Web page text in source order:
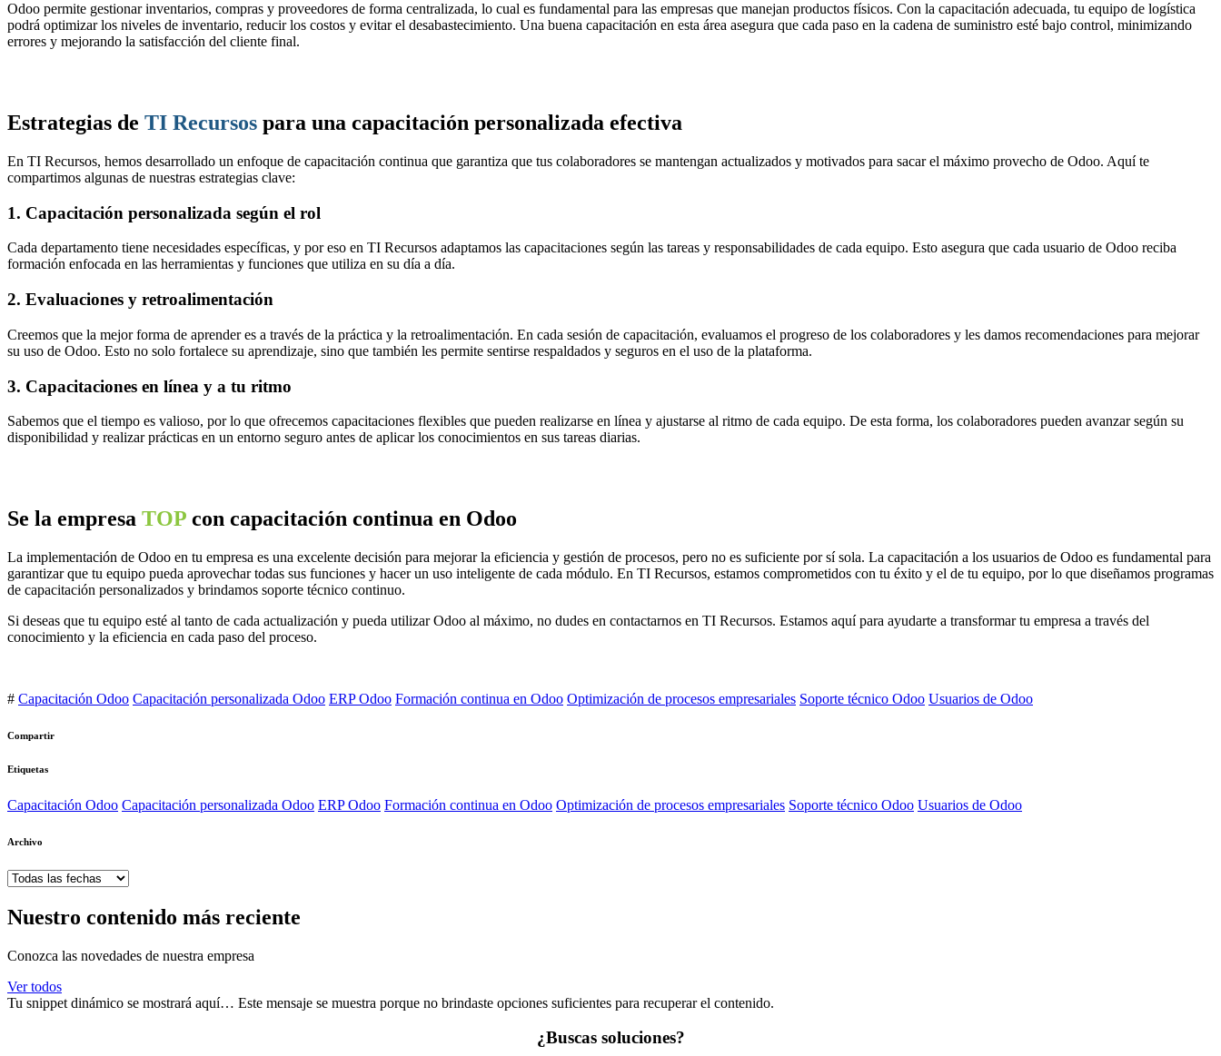
Odoo permite gestionar inventarios, compras y proveedores de forma centralizada, lo cual es fundamental para las empresas que manejan productos físicos. Con la capacitación adecuada, tu equipo de logística
podrá optimizar los niveles de inventario, reducir los costos y evitar el desabastecimiento. Una buena capacitación en esta área asegura que cada paso en la cadena de suministro esté bajo control, minimizando
errores y mejorando la satisfacción del cliente final.
Estrategias de TI Recursos para una capacitación personalizada efectiva
En TI Recursos, hemos desarrollado un enfoque de capacitación continua que garantiza que tus colaboradores se mantengan actualizados y motivados para sacar el máximo provecho de Odoo. Aquí te
compartimos algunas de nuestras estrategias clave:
1. Capacitación personalizada según el rol
Cada departamento tiene necesidades específicas, y por eso en TI Recursos adaptamos las capacitaciones según las tareas y responsabilidades de cada equipo. Esto asegura que cada usuario de Odoo reciba
formación enfocada en las herramientas y funciones que utiliza en su día a día.
2. Evaluaciones y retroalimentación
Creemos que la mejor forma de aprender es a través de la práctica y la retroalimentación. En cada sesión de capacitación, evaluamos el progreso de los colaboradores y les damos recomendaciones para mejorar
su uso de Odoo. Esto no solo fortalece su aprendizaje, sino que también les permite sentirse respaldados y seguros en el uso de la plataforma.
3. Capacitaciones en línea y a tu ritmo
Sabemos que el tiempo es valioso, por lo que ofrecemos capacitaciones flexibles que pueden realizarse en línea y ajustarse al ritmo de cada equipo. De esta forma, los colaboradores pueden avanzar según su
disponibilidad y realizar prácticas en un entorno seguro antes de aplicar los conocimientos en sus tareas diarias.
Se la empresa TOP con capacitación continua en Odoo
La implementación de Odoo en tu empresa es una excelente decisión para mejorar la eficiencia y gestión de procesos, pero no es suficiente por sí sola. La capacitación a los usuarios de Odoo es fundamental para
garantizar que tu equipo pueda aprovechar todas sus funciones y hacer un uso inteligente de cada módulo. En TI Recursos, estamos comprometidos con tu éxito y el de tu equipo, por lo que diseñamos programas
de capacitación personalizados y brindamos soporte técnico continuo.
Si deseas que tu equipo esté al tanto de cada actualización y pueda utilizar Odoo al máximo, no dudes en contactarnos en TI Recursos. Estamos aquí para ayudarte a transformar tu empresa a través del
conocimiento y la eficiencia en cada paso del proceso.
# Capacitación Odoo Capacitación personalizada Odoo ERP Odoo Formación continua en Odoo Optimización de procesos empresariales Soporte técnico Odoo Usuarios de Odoo
Compartir
Etiquetas
Capacitación Odoo Capacitación personalizada Odoo ERP Odoo Formación continua en Odoo Optimización de procesos empresariales Soporte técnico Odoo Usuarios de Odoo
Archivo
Nuestro contenido más reciente
Conozca las novedades de nuestra empresa
Ver todos
Tu snippet dinámico se mostrará aquí… Este mensaje se muestra porque no brindaste opciones suficientes para recuperar el contenido.
¿Buscas soluciones?